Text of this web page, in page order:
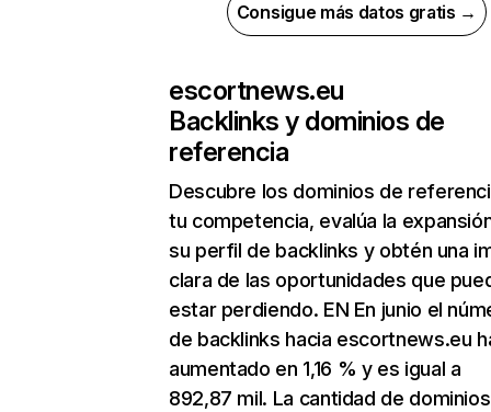
Consigue más datos gratis →
escortnews.eu
Backlinks y dominios de
referencia
Descubre los dominios de
tu competencia, evalúa la
su perfil de backlinks y obtén una
clara de las oportunidades que
estar perdiendo. EN En junio el
de backlinks hacia escortnews.eu
aumentado en 1,16 % y es igual a
892,87 mil. La cantidad de